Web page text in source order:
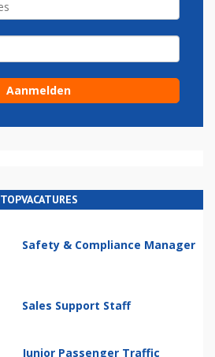
TOPVACATURES
Safety & Compliance Manager
Sales Support Staff
Junior Passenger Traffic